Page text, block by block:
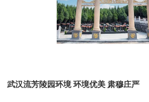
武汉流芳陵园环境 环境优美 肃穆庄严